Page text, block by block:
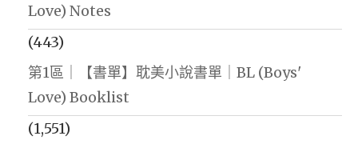
Love) Notes
(443)
第1區｜【書單】耽美小說書單｜BL (Boys'
Love) Booklist
(1,551)